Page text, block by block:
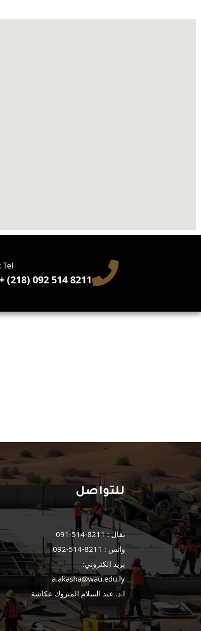
Tel :
8211 514 092 (218) +
للتواصل
نقال : 8211-514-091
واتس : 8211-514-092
بريد إلكتروني:
a.akasha@wau.edu.ly
ا.د. عبد السلام المبروك عكاشة